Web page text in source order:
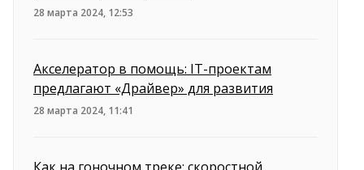
28 марта 2024, 12:53
Акселератор в помощь: IT-проектам
предлагают «Драйвер» для развития
28 марта 2024, 11:41
Как на гоночном треке: скоростной